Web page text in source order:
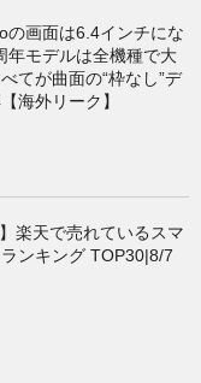
の画面は6.4インチにな
年モデルは全機種で大
てが曲面の“枠なし”デ
海外リーク】
楽天で売れているスマ
ンキング TOP30|8/7